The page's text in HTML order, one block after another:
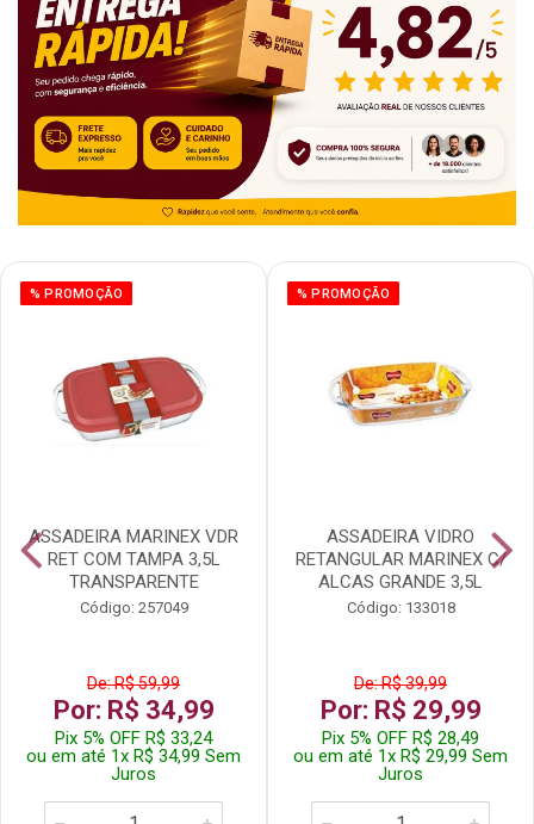
% PROMOÇÃO
ASSADEIRA MARINEX VDR
RET COM TAMPA 3,5L
TRANSPARENTE
Código: 257049
De: R$ 59,99
Por: R$ 34,99
Pix 5% OFF R$ 33,24
ou em até 1x R$ 34,99 Sem
Juros
% PROMOÇÃO
ASSADEIRA VIDRO
RETANGULAR MARINEX C/
ALCAS GRANDE 3,5L
Código: 133018
De: R$ 39,99
Por: R$ 29,99
Pix 5% OFF R$ 28,49
ou em até 1x R$ 29,99 Sem
Juros